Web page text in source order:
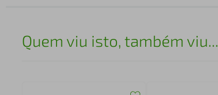
Quem viu isto, também viu...